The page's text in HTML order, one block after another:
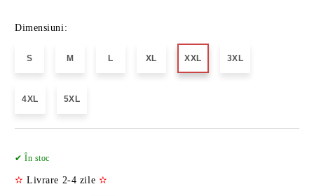
Dimensiuni:
S M L XL XXL 3XL
4XL 5XL
✔ În stoc
✫ Livrare 2-4 zile ✫